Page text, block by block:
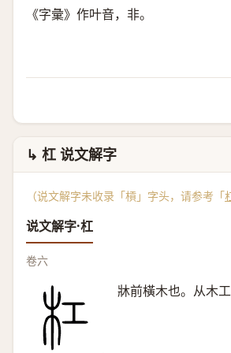
《字彙》作叶音，非。
↳ 杠 说文解字
（说文解字未收录「槓」字头，请参考「
说文解字·杠
卷六
牀前橫木也。从木